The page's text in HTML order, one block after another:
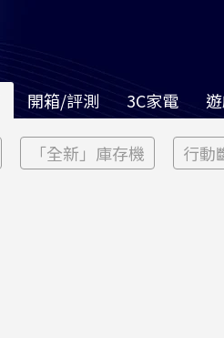
開箱/評測 3C家電
「全新」庫存機 行動